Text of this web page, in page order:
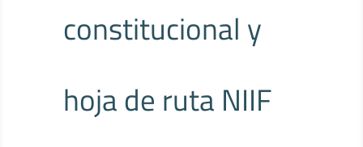
constitucional y
hoja de ruta NIIF